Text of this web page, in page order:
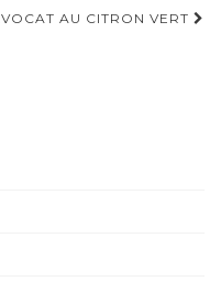
AU CITRON VERT